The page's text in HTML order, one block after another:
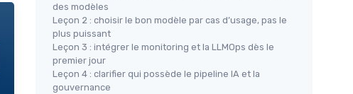
des modèles
Leçon 2 : choisir le bon modèle par cas d’usage, pas le
plus puissant
Leçon 3 : intégrer le monitoring et la LLMOps dès le
premier jour
Leçon 4 : clarifier qui possède le pipeline IA et la
gouvernance